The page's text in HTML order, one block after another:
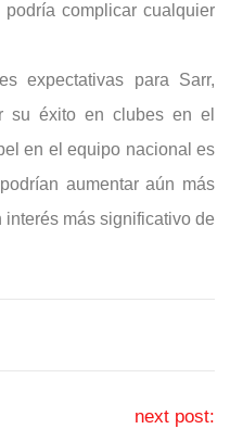
complicar cualquier
expectativas para Sarr,
su éxito en clubes en el
en el equipo nacional es
aumentar aún más
más significativo de
next post: